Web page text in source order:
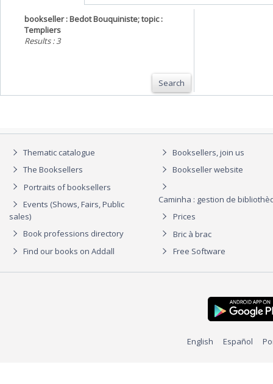
bookseller : Bedot Bouquiniste; topic :
Templiers
Results : 3
Search
Thematic catalogue
The Booksellers
Portraits of booksellers
Events (Shows, Fairs, Public
sales)
Book professions directory
Find our books on Addall
Booksellers, join us
Bookseller website
Caminha : gestion de
Prices
Bric à brac
Free Software
English Español